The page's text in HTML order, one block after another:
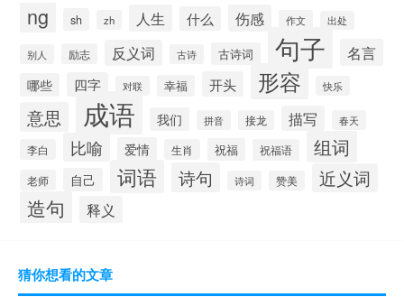
ng sh zh 人生 什么 伤感 作文 出处
别人 励志 反义词 古诗 古诗词 句子 名言
哪些 四字 对联 幸福 开头 形容 快乐
意思 成语 我们 拼音 接龙 描写 春天
李白 比喻 爱情 生肖 祝福 祝福语 组词
老师 自己 词语 诗句 诗词 赞美 近义词
造句 释义
猜你想看的文章